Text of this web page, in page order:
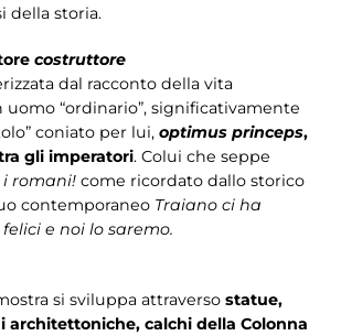
della storia.
costruttore
dal racconto della vita
uomo “ordinario”, significativamente
coniato per lui, optimus princeps,
gli imperatori. Colui che seppe
romani! come ricordato dallo storico
contemporaneo Traiano ci ha
e noi lo saremo.
si sviluppa attraverso statue,
architettoniche, calchi della Colonna